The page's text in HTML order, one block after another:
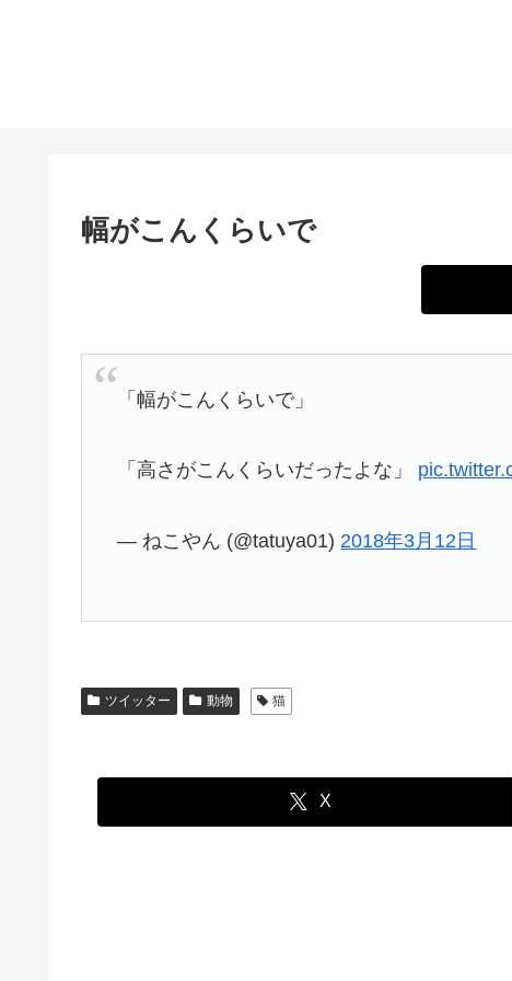
幅がこんくらいで
「幅がこんくらいで」
「高さがこんくらいだったよな」
— ねこやん (@tatuya01) 2018年3月12日
ツイッター 動物 猫
X